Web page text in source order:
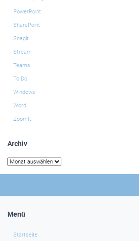
PowerPoint
SharePoint
Snagit
Stream
Teams
To Do
Windows
Word
ZoomIt
Archiv
Archiv
Menü
Startseite